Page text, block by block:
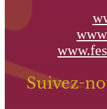
Suivez-